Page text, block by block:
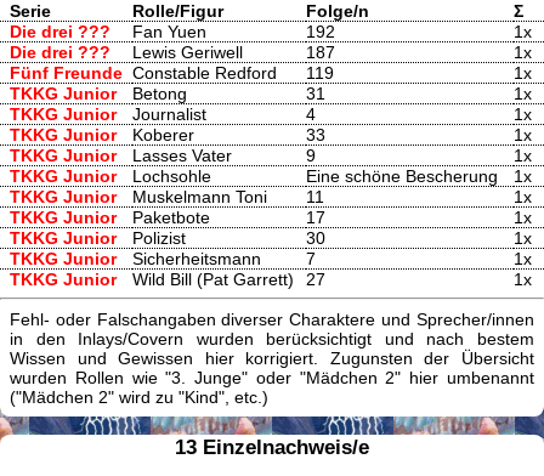
Serie Rolle/Figur Folge/n
Σ
Die drei ???
Fan Yuen 192
1x
Die drei ???
Lewis Geriwell 187
1x
Fünf Freunde Constable Redford 119
1x
TKKG Junior
Betong 31
1x
TKKG Junior
Journalist 4
1x
TKKG Junior
Koberer 33
1x
TKKG Junior
Lasses Vater 9
1x
TKKG Junior
Lochsohle Eine schöne Bescherung
1x
TKKG Junior
Muskelmann Toni 11
1x
TKKG Junior
Paketbote 17
1x
TKKG Junior
Polizist 30
1x
TKKG Junior
Sicherheitsmann 7
1x
TKKG Junior
Wild Bill (Pat Garrett) 27 1x
Fehl- oder Falschangaben diverser Charaktere und Sprecher/innen
in den Inlays/Covern wurden berücksichtigt und nach bestem
Wissen und Gewissen hier korrigiert. Zugunsten der Übersicht
wurden Rollen wie "3. Junge" oder "Mädchen 2" hier umbenannt
("Mädchen 2" wird zu "Kind", etc.)
13 Einzelnachweis/e